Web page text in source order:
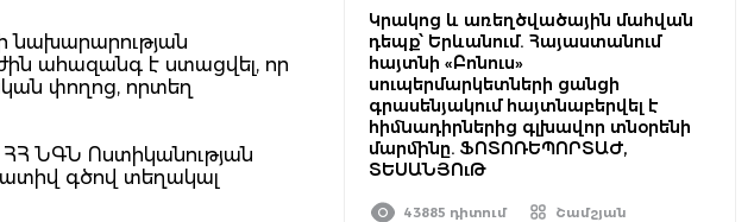
նախարարության
ահազանգ է ստացվել, որ
փողոց, որտեղ
ՆԳՆ Ոստիկանության
գծով տեղակալ
Կրակոց և առեղծվածային մահվան
դեպք՝ Երևանում. Հայաստանում
հայտնի «Բոնուս»
սուպերմարկետների ցանցի
գրասենյակում հայտնաբերվել է
հիմնադիրներից գլխավոր տնօրենի
մարմինը. ՖՈՏՈՌԵՊՈՐՏԱԺ,
ՏԵՍԱՆՅՈւԹ
43885 դիտում Շամշյան